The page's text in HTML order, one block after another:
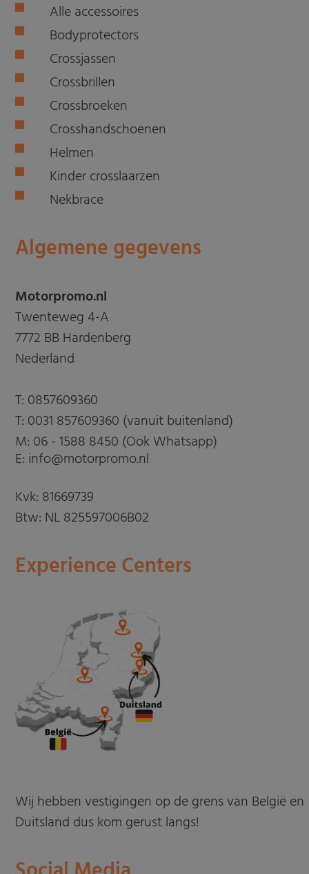
Alle accessoires
Bodyprotectors
Crossjassen
Crossbrillen
Crossbroeken
Crosshandschoenen
Helmen
Kinder crosslaarzen
Nekbrace
Algemene gegevens
Motorpromo.nl
Twenteweg 4-A
7772 BB Hardenberg
Nederland
T: 0857609360
T: 0031 857609360 (vanuit buitenland)
M: 06 - 1588 8450 (Ook Whatsapp)
E: info@motorpromo.nl
Kvk: 81669739
Btw: NL 825597006B02
Experience Centers
Wij hebben vestigingen op de grens van België en
Duitsland dus kom gerust langs!